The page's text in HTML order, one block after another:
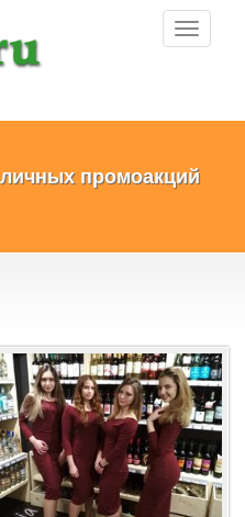
Toggle
промоакций